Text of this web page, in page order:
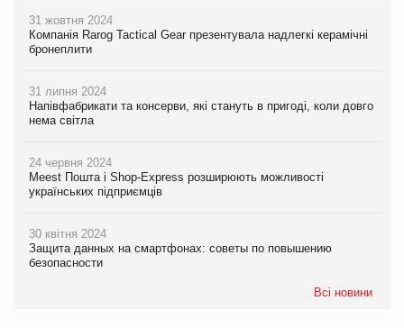
31 жовтня 2024
Компанія Rarog Tactical Gear презентувала надлегкі керамічні
бронеплити
31 липня 2024
Напівфабрикати та консерви, які стануть в пригоді, коли довго
нема світла
24 червня 2024
Meest Пошта і Shop-Express розширюють можливості
українських підприємців
30 квітня 2024
Защита данных на смартфонах: советы по повышению
безопасности
Всі новини